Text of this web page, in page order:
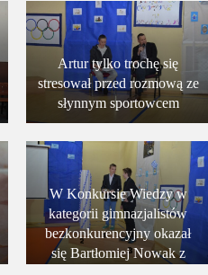
Artur tylko trochę się
stresował przed rozmową ze
słynnym sportowcem
W Konkursie Wiedzy w
kategorii gimnazjalistów
bezkonkurencyjny okazał
się Bartłomiej Nowak z